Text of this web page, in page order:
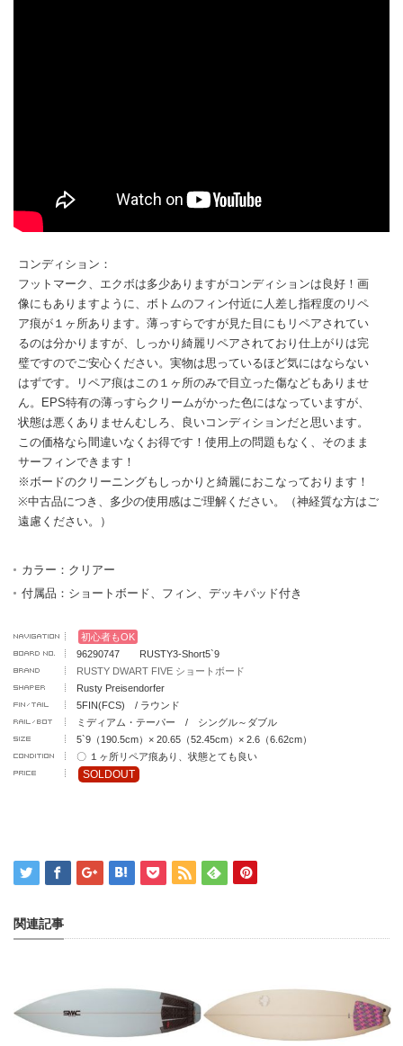
コンディション：
フットマーク、エクボは多少ありますがコンディションは良好！画
像にもありますように、ボトムのフィン付近に人差し指程度のリペ
ア痕が１ヶ所あります。薄っすらですが見た目にもリペアされてい
るのは分かりますが、しっかり綺麗リペアされており仕上がりは完
璧ですのでご安心ください。実物は思っているほど気にはならない
はずです。リペア痕はこの１ヶ所のみで目立った傷などもありませ
ん。EPS特有の薄っすらクリームがかった色にはなっていますが、
状態は悪くありませんむしろ、良いコンディションだと思います。
この価格なら間違いなくお得です！使用上の問題もなく、そのまま
サーフィンできます！
※ボードのクリーニングもしっかりと綺麗におこなっております！
※中古品につき、多少の使用感はご理解ください。（神経質な方はご
遠慮ください。）
カラー：クリアー
付属品：ショートボード、フィン、デッキパッド付き
初心者もOK
96290747 RUSTY3-Short5`9
RUSTY DWART FIVE ショートボード
Rusty Preisendorfer
5FIN(FCS) / ラウンド
ミディアム・テーパー / シングル～ダブル
5`9（190.5cm）× 20.65（52.45cm）× 2.6（6.62cm）
〇 １ヶ所リペア痕あり、状態とても良い
SOLDOUT
関連記事